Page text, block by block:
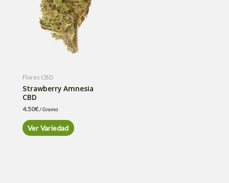
Flores CBD
Strawberry Amnesia
CBD
4.50€/ Gramo
Ver Variedad